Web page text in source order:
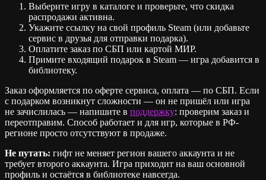
Выберите игру в каталоге и проверьте, что скидка
распродажи активна.
Укажите ссылку на свой профиль Steam (или добавьте
сервис в друзья для отправки подарка).
Оплатите заказ по СБП или картой МИР.
Примите входящий подарок в Steam — игра добавится в
библиотеку.
Заказ оформляется по оферте сервиса, оплата — по СБП. Если
с подарком возникнут сложности — он не пришёл или игра
не зачислилась — напишите в поддержку: проверим заказ и
переотправим. Способ работает и для игр, которые в РФ-
регионе просто отсутствуют в продаже.
Не путать: гифт не меняет регион вашего аккаунта и не
требует второго аккаунта. Игра приходит на ваш основной
профиль и остаётся в библиотеке навсегда.